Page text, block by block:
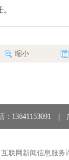
缩小
：13641153091
互联网新闻信息服务